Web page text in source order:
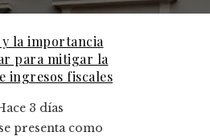
la importancia
para mitigar la
ingresos fiscales
3 días
presenta como